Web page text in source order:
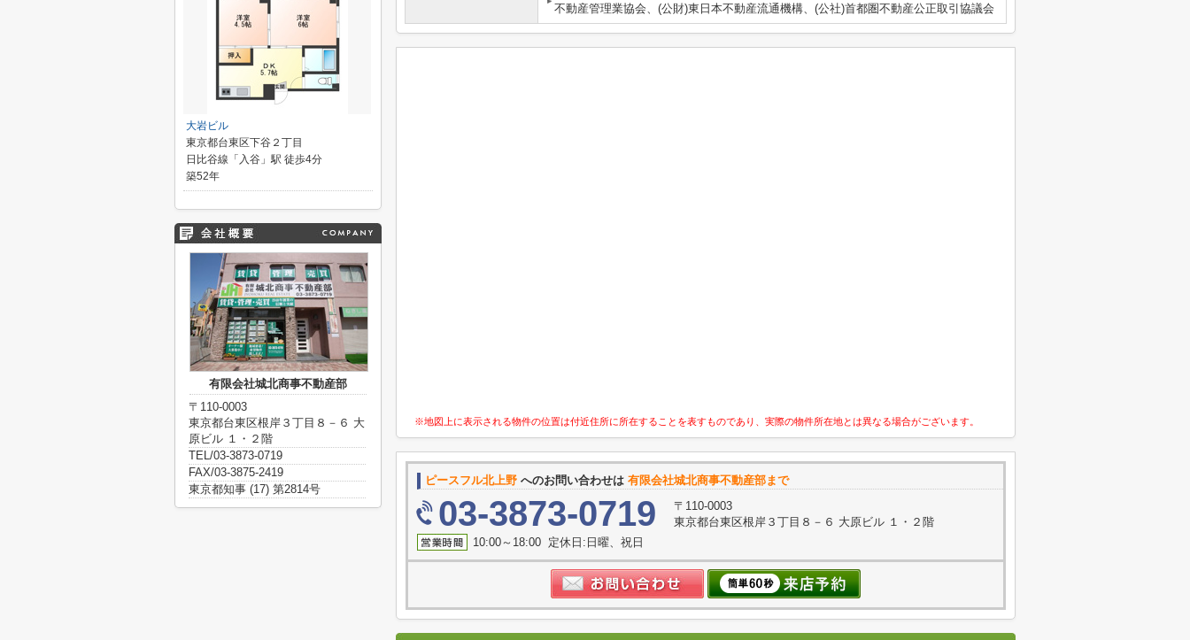
不動産管理業協会、(公財)東日本不動産流通機構、(公社)首都圏不動産公正取引協議会
※地図上に表示される物件の位置は付近住所に所在することを表すものであり、実際の物件所在地とは異なる場合がございます。
ピースフル北上野 へのお問い合わせは 有限会社城北商事不動産部まで
03-3873-0719
〒110-0003
東京都台東区根岸３丁目８－６ 大原ビル １・２階
10:00～18:00 定休日:日曜、祝日
大岩ビル
東京都台東区下谷２丁目
日比谷線「入谷」駅 徒歩4分
築52年
有限会社城北商事不動産部
〒110-0003
東京都台東区根岸３丁目８－６ 大
原ビル １・２階
TEL/03-3873-0719
FAX/03-3875-2419
東京都知事 (17) 第2814号